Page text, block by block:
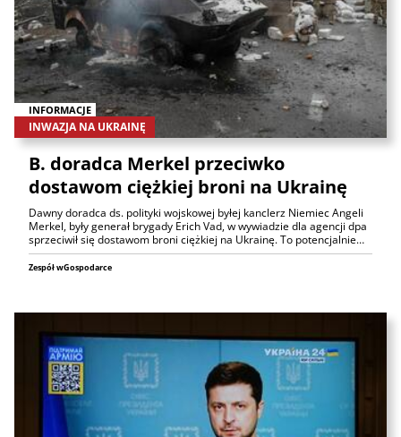
INFORMACJE
INWAZJA NA UKRAINĘ
B. doradca Merkel przeciwko
dostawom ciężkiej broni na Ukrainę
Dawny doradca ds. polityki wojskowej byłej kanclerz Niemiec Angeli
Merkel, były generał brygady Erich Vad, w wywiadzie dla agencji dpa
sprzeciwił się dostawom broni ciężkiej na Ukrainę. To potencjalnie…
Zespół wGospodarce